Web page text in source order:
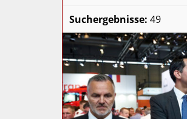
Suchergebnisse: 49